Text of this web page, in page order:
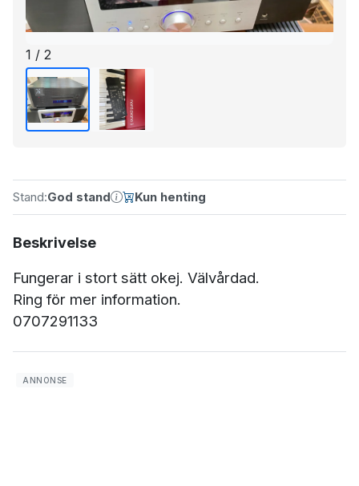
1 / 2
Stand:God stand Kun henting
Beskrivelse
Fungerar i stort sätt okej. Välvårdad.
Ring för mer information.
0707291133